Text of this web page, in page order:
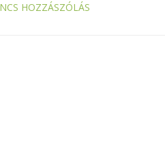
HOZZÁSZÓLÁS